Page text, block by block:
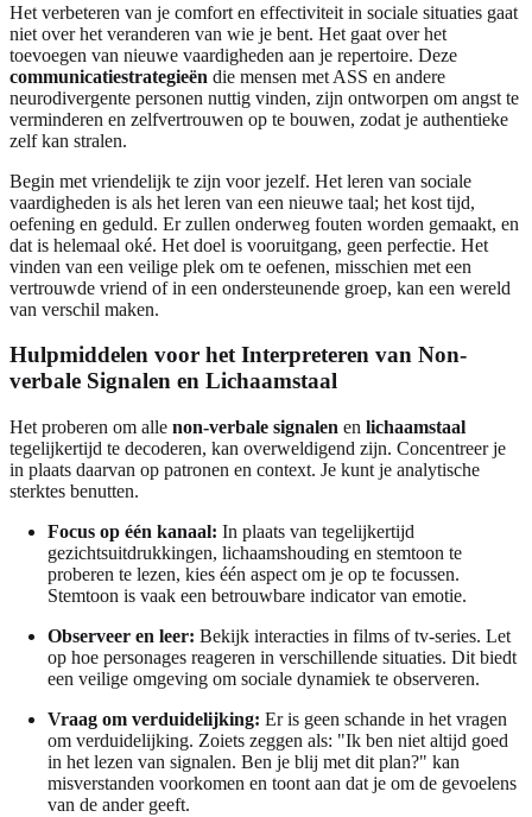
Het verbeteren van je comfort en effectiviteit in sociale situaties gaat
niet over het veranderen van wie je bent. Het gaat over het
toevoegen van nieuwe vaardigheden aan je repertoire. Deze
communicatiestrategieën die mensen met ASS en andere
neurodivergente personen nuttig vinden, zijn ontworpen om angst te
verminderen en zelfvertrouwen op te bouwen, zodat je authentieke
zelf kan stralen.
Begin met vriendelijk te zijn voor jezelf. Het leren van sociale
vaardigheden is als het leren van een nieuwe taal; het kost tijd,
oefening en geduld. Er zullen onderweg fouten worden gemaakt, en
dat is helemaal oké. Het doel is vooruitgang, geen perfectie. Het
vinden van een veilige plek om te oefenen, misschien met een
vertrouwde vriend of in een ondersteunende groep, kan een wereld
van verschil maken.
Hulpmiddelen voor het Interpreteren van Non-
verbale Signalen en Lichaamstaal
Het proberen om alle non-verbale signalen en lichaamstaal
tegelijkertijd te decoderen, kan overweldigend zijn. Concentreer je
in plaats daarvan op patronen en context. Je kunt je analytische
sterktes benutten.
Focus op één kanaal: In plaats van tegelijkertijd
gezichtsuitdrukkingen, lichaamshouding en stemtoon te
proberen te lezen, kies één aspect om je op te focussen.
Stemtoon is vaak een betrouwbare indicator van emotie.
Observeer en leer: Bekijk interacties in films of tv-series. Let
op hoe personages reageren in verschillende situaties. Dit biedt
een veilige omgeving om sociale dynamiek te observeren.
Vraag om verduidelijking: Er is geen schande in het vragen
om verduidelijking. Zoiets zeggen als: "Ik ben niet altijd goed
in het lezen van signalen. Ben je blij met dit plan?" kan
misverstanden voorkomen en toont aan dat je om de gevoelens
van de ander geeft.